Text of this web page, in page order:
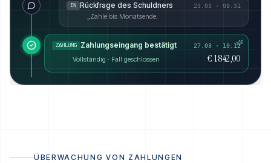
IN Rückfrage des Schuldners 23.03 · 08:31
„Zahle bis Monatsende.
ZAHLUNG Zahlungseingang bestätigt 27.03 · 10:12
Vollständig · Fall geschlossen € 1.842,00
ÜBERWACHUNG VON ZAHLUNGEN